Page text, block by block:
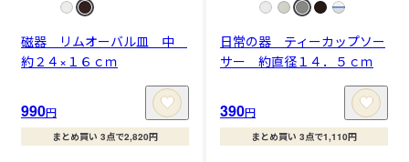
磁器 リムオーバル皿 中
約２４×１６ｃｍ
990円
まとめ買い 3点で2,820円
日常の器 ティーカップソー
サー 約直径１４．５ｃｍ
390円
まとめ買い 3点で1,110円